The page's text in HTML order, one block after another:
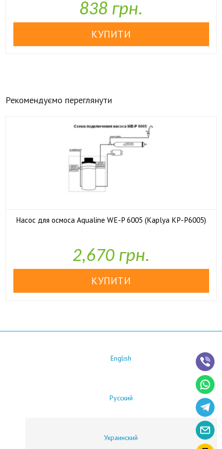
838 грн.
Рекомендуємо переглянути
Насос для осмоса Aqualine WE-P 6005 (Kaplya KP-P6005)
2,670 грн.
English
Русский
Украинский